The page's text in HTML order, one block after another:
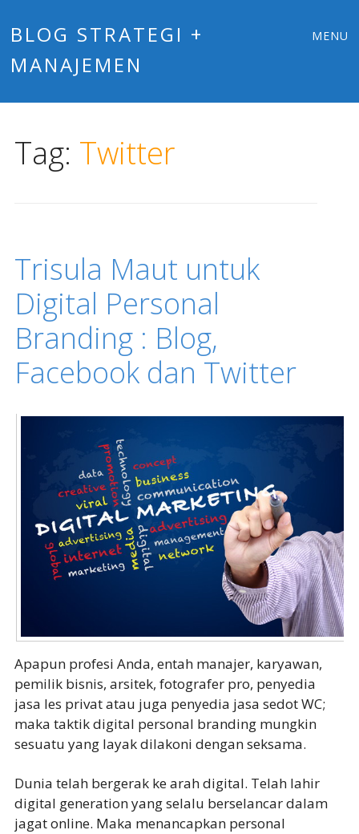
BLOG STRATEGI +
MANAJEMEN
MENU
Tag: Twitter
Trisula Maut untuk
Digital Personal
Branding : Blog,
Facebook dan Twitter
Apapun profesi Anda, entah manajer, karyawan,
pemilik bisnis, arsitek, fotografer pro, penyedia
jasa les privat atau juga penyedia jasa sedot WC;
maka taktik digital personal branding mungkin
sesuatu yang layak dilakoni dengan seksama.
Dunia telah bergerak ke arah digital. Telah lahir
digital generation yang selalu berselancar dalam
jagat online. Maka menancapkan personal